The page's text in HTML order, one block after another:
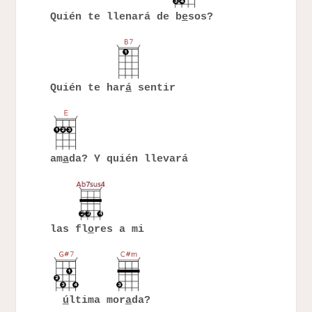
Quién te llenará de besos?
Quién te harásentir
amada? Y quién llevará
las flores a mi
última morada?